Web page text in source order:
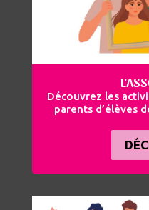
Découvrez les
parents d’élèves